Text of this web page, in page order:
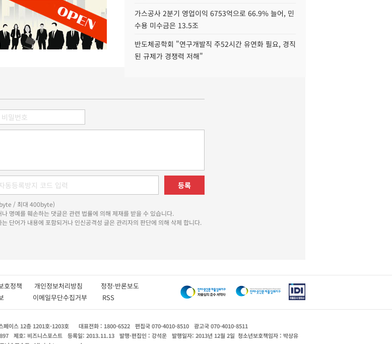
가스공사 2분기 영업이익 6753억으로 66.9% 늘어, 민
수용 미수금은 13.5조
반도체공학회 "연구개발직 주52시간 유연화 필요, 경직
된 규제가 경쟁력 저해"
등록
byte / 최대 400byte)
명예를 훼손하는 댓글은 관련 법률에 의해 제재를 받을 수 있습니다.
단어가 내용에 포함되거나 인신공격성 글은 관리자의 판단에 의해 삭제 합니다.
호정책 개인정보처리방침 정정·반론보도
보 이메일무단수집거부 RSS
페이스 12층 1201호-1203호 대표전화 : 1800-6522 편집국 070-4010-8510
광고국 070-4010-8511
제호: 비즈니스포스트 등록일: 2013.11.13 발행·편집인 : 강석운 발행일자: 2013년 12월 2일 청소년보호책임자 : 박상유